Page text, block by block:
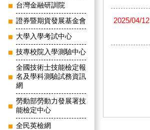
台灣金融研訓院
證券暨期貨發展基金會
大學入學考試中心
技專校院入學測驗中心
全國技術士技能檢定報
名及學科測驗試務資訊
網
勞動部勞動力發展署技
能檢定中心
全民英檢網
2025/04/12